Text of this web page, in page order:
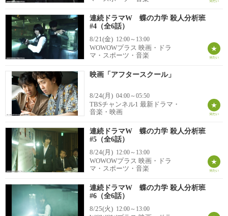
連続ドラマW 蝶の力学 殺人分析班
#4（全6話）
8/21(金) 12:00～13:00
WOWOWプラス 映画・ドラ
マ・スポーツ・音楽
映画「アフタースクール」
8/24(月) 04:00～05:50
TBSチャンネル1 最新ドラマ・
音楽・映画
連続ドラマW 蝶の力学 殺人分析班
#5（全6話）
8/24(月) 12:00～13:00
WOWOWプラス 映画・ドラ
マ・スポーツ・音楽
連続ドラマW 蝶の力学 殺人分析班
#6（全6話）
8/25(火) 12:00～13:00